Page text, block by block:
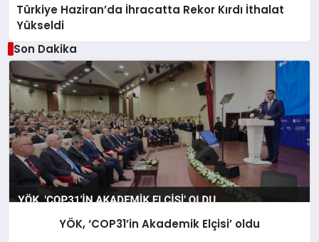
Türkiye Haziran’da İhracatta Rekor Kırdı İthalat
Yükseldi
Son Dakika
YÖK, ‘COP31’in Akademik Elçisi’ oldu